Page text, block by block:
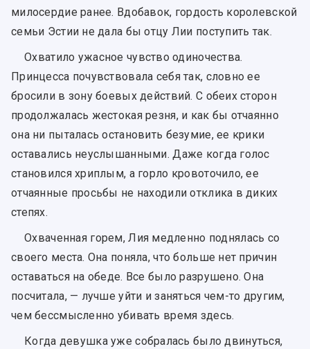
милосердие ранее. Вдобавок, гордость королевской
семьи Эстии не дала бы отцу Лии поступить так.
Охватило ужасное чувство одиночества.
Принцесса почувствовала себя так, словно ее
бросили в зону боевых действий. С обеих сторон
продолжалась жестокая резня, и как бы отчаянно
она ни пыталась остановить безумие, ее крики
оставались неуслышанными. Даже когда голос
становился хриплым, а горло кровоточило, ее
отчаянные просьбы не находили отклика в диких
степях.
Охваченная горем, Лия медленно поднялась со
своего места. Она поняла, что больше нет причин
оставаться на обеде. Все было разрушено. Она
посчитала, — лучше уйти и заняться чем-то другим,
чем бессмысленно убивать время здесь.
Когда девушка уже собралась было двинуться,